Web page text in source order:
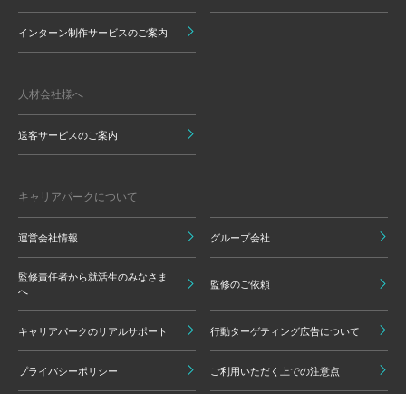
インターン制作サービスのご案内
人材会社様へ
送客サービスのご案内
キャリアパークについて
運営会社情報 グループ会社
監修責任者から就活生のみなさま
へ
監修のご依頼
キャリアパークのリアルサポート 行動ターゲティング広告について
プライバシーポリシー ご利用いただく上での注意点